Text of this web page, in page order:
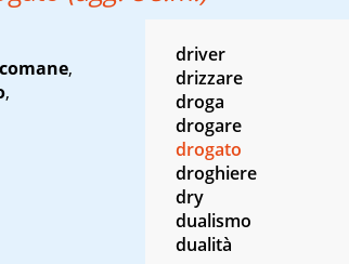
,
,
driver
drizzare
droga
drogare
drogato
droghiere
dry
dualismo
dualità